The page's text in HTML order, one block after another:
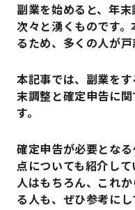
副業を始めると、年
次々と湧くものです
るため、多くの人が戸
本記事では、副業を
末調整と確定申告に
す。
確定申告が必要とな
点についても紹介し
人はもちろん、これ
る人も、ぜひ参考にし